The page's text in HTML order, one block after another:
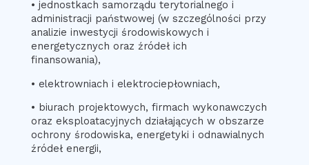
• jednostkach samorządu terytorialnego i
administracji państwowej (w szczególności przy
analizie inwestycji środowiskowych i
energetycznych oraz źródeł ich
finansowania),
• elektrowniach i elektrociepłowniach,
• biurach projektowych, firmach wykonawczych
oraz eksploatacyjnych działających w obszarze
ochrony środowiska, energetyki i odnawialnych
źródeł energii,